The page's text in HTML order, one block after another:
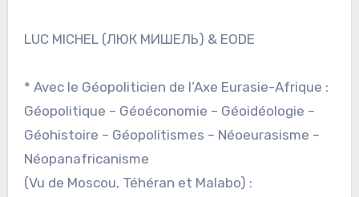
LUC MICHEL (ЛЮК МИШЕЛЬ) & EODE
* Avec le Géopoliticien de l’Axe Eurasie-Afrique :
Géopolitique – Géoéconomie – Géoidéologie –
Géohistoire – Géopolitismes – Néoeurasisme –
Néopanafricanisme
(Vu de Moscou, Téhéran et Malabo) :